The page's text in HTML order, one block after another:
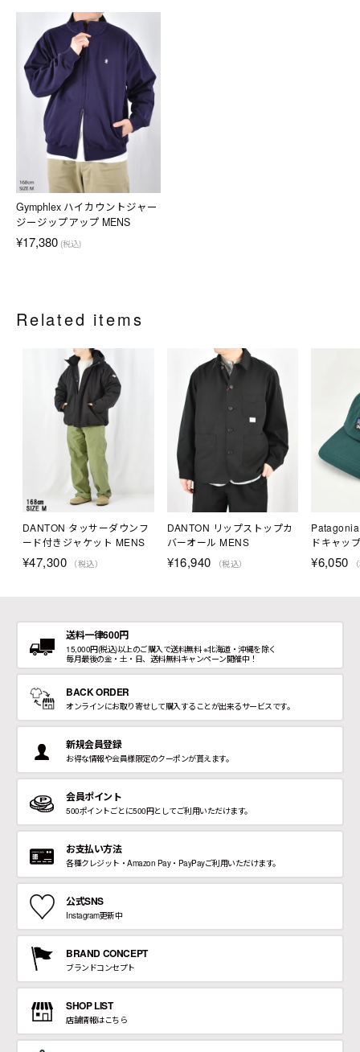
Gymphlex ハイカウントジャー
ジージップアップ MENS
¥17,380 (税込)
Related items
DANTON タッサーダウンフ
ード付きジャケット MENS
¥47,300 （税込）
DANTON リップストップカ
バーオール MENS
¥16,940 （税込）
ドキャッ
¥6,050
送料一律600円
15,000円(税込)以上のご購入で送料無料 ※北海道・沖縄を除く
毎月最後の金・土・日、送料無料キャンペーン開催中！
BACK ORDER
オンラインにお取り寄せして購入することが出来るサービスです。
新規会員登録
お得な情報や会員様限定のクーポンが貰えます。
会員ポイント
500ポイントごとに500円としてご利用いただけます。
お支払い方法
各種クレジット・Amazon Pay・PayPayご利用いただけます。
公式SNS
Instagram更新中
BRAND CONCEPT
ブランドコンセプト
SHOP LIST
店舗情報はこちら